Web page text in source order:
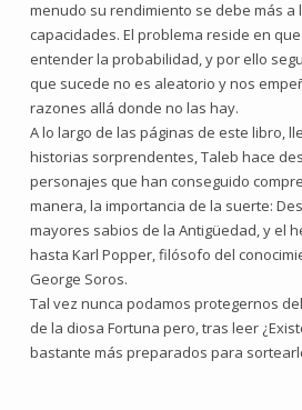
menudo su rendimiento se debe más a
capacidades. El problema reside en
entender la probabilidad, y por ello
que sucede no es aleatorio y nos
razones allá donde no las hay.
A lo largo de las páginas de este libro,
historias sorprendentes, Taleb hace
personajes que han conseguido
manera, la importancia de la suerte:
mayores sabios de la Antigüedad, y el
hasta Karl Popper, filósofo del
George Soros.
Tal vez nunca podamos protegernos
de la diosa Fortuna pero, tras leer
bastante más preparados para